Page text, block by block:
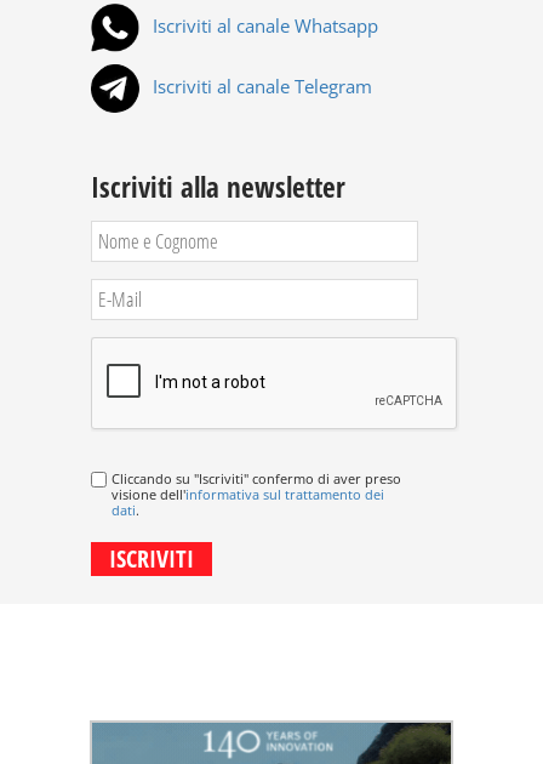
Iscriviti al canale Whatsapp
Iscriviti al canale Telegram
Iscriviti alla newsletter
Cliccando su "Iscriviti" confermo di aver preso
visione dell'informativa sul trattamento dei
dati.